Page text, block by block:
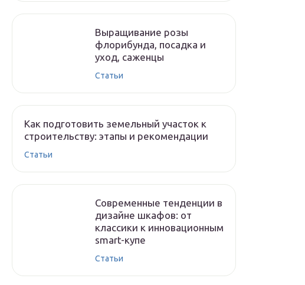
Выращивание розы
флорибунда, посадка и
уход, саженцы
Статьи
Как подготовить земельный участок к
строительству: этапы и рекомендации
Статьи
Современные тенденции в
дизайне шкафов: от
классики к инновационным
smart-купе
Статьи